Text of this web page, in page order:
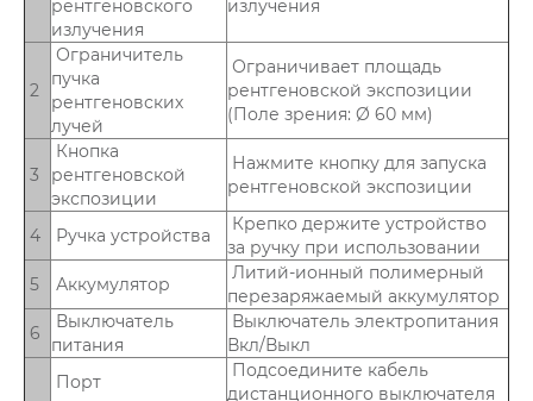
рентгеновского
излучения
излучения
2
Ограничитель
пучка
рентгеновских
лучей
Ограничивает площадь
рентгеновской экспозиции
(Поле зрения: Ø 60 мм)
3
Кнопка
рентгеновской
экспозиции
Нажмите кнопку для запуска
рентгеновской экспозиции
4 Ручка устройства
Крепко держите устройство
за ручку при использовании
5
Аккумулятор
Литий-ионный полимерный
перезаряжаемый аккумулятор
6
Выключатель
питания
Выключатель электропитания
Вкл/Выкл
Порт
Подсоедините кабель
дистанционного выключателя